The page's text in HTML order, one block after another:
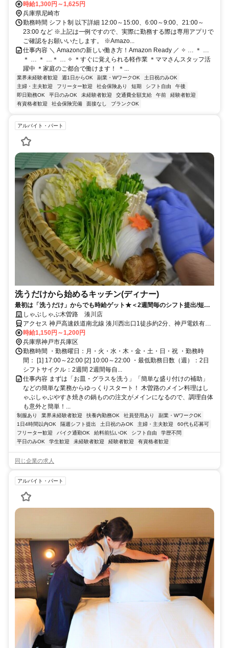
からシャトルバス約35分 ※シャトルバス運行あり ※自転車通勤可 ※
車、バイク通勤不可
時給1,300円～1,625円
兵庫県尼崎市
勤務時間 シフト制 以下詳細 12:00～15:00、6:00～9:00、21:00～
23:00 など ※上記は一例ですので、実際に勤務する際は専用アプリで
ご確認をお願いいたします。 ※Amazo...
仕事内容 ＼ Amazonの新しい働き方！Amazon Ready ／ ✧ … ＊ …
＊ … ＊ …＊ … ✧ ＊すぐに覚えられる軽作業 ＊ママさんスタッフ活
躍中 ＊家庭のご都合で働けます！ ＊...
業界未経験者歓迎 週1日からOK 副業・WワークOK
土日祝のみOK
主婦・主夫歓迎
フリーター歓迎 社会保険あり 短期 シフト自由
午後
即日勤務OK
平日のみOK 未経験者歓迎 交通費全額支給 午前
経験者歓迎
有資格者歓迎
社会保険完備 面接なし ブランクOK
アルバイト・パート
洗うだけから始めるキッチン(ディナー)
最初は「洗うだけ」からでも時給ゲット★＜2週間毎のシフト提出/短時
間2h～/週2日～＞
しゃぶしゃぶ木曽路 湊川店
アクセス 神戸高速鉄道南北線 湊川西出口1徒歩約2分、神戸電鉄有馬
線 湊川西出口1徒歩約2分、神戸市営西神・山手線 湊川公園西出口1
徒歩約2分 湊川駅徒歩2分
時給1,150円～1,200円
兵庫県神戸市兵庫区
勤務時間 ・勤務曜日：月・火・水・木・金・土・日・祝 ・勤務時
間： [1] 17:00～22:00 [2] 10:00～22:00 ・最低勤務日数（週）：2日
シフトサイクル：2週間 2週間毎自...
仕事内容 まずは「お皿・グラスを洗う」「簡単な盛り付けの補助」
などの簡単な業務からゆっくりスタート！ 木曽路のメイン料理はし
ゃぶしゃぶやすき焼きの鍋ものの注文がメインになるので、調理自体
も意外と簡単！...
制服あり 業界未経験者歓迎 扶養内勤務OK 社員登用あり
副業・WワークOK
1日4時間以内OK
隔週シフト提出 土日祝のみOK 主婦・主夫歓迎
60代も応募可
フリーター歓迎
バイク通勤OK 給料前払いOK シフト自由
学歴不問
平日のみOK
学生歓迎 未経験者歓迎 経験者歓迎 有資格者歓迎
同じ企業の求人
アルバイト・パート